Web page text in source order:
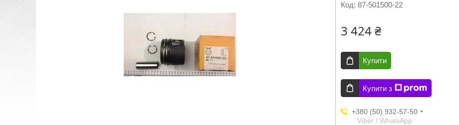
Код: 87-501500-22
3 424 ₴
Купити
Купити з
+380 (50) 932-57-50
Viber / WhatsApp